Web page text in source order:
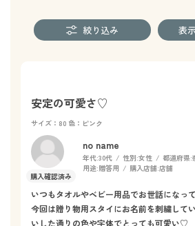
絞り込み 表
安定の可愛さ♡
サイズ：80 色：ピンク
no name
年代:30代 性別:女性 都道府県:
用途:贈答用 購入店舗:店舗
いつもタオルやベビー用品でお世話になっ
今回は贈り物用スタイにお名前を刺繍して
いした通りの色や字体でとっても可愛い♡